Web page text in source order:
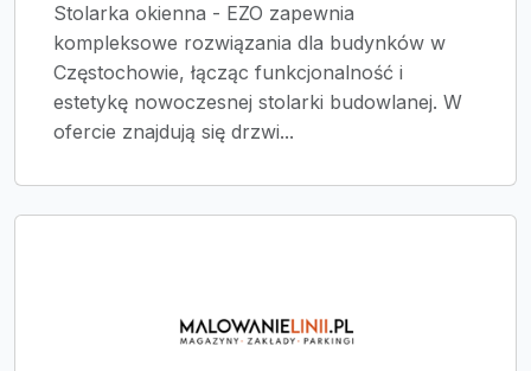
Stolarka okienna - EZO zapewnia
kompleksowe rozwiązania dla budynków w
Częstochowie, łącząc funkcjonalność i
estetykę nowoczesnej stolarki budowlanej. W
ofercie znajdują się drzwi...